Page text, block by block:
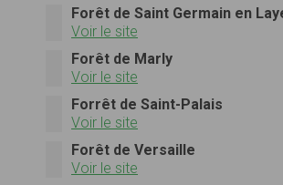
Forêt de Saint Germain en
Voir le site
Forêt de Marly
Voir le site
Forrêt de Saint-Palais
Voir le site
Forêt de Versaille
Voir le site